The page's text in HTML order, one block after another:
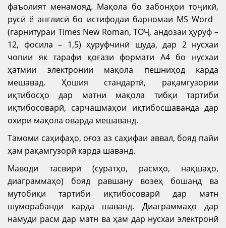
фаъолият менамояд. Мақола бо забонҳои тоҷикӣ,
русӣ ё англисӣ бо истифодаи барномаи MS Word
(гарнитураи Times New Roman, ТОҶ, андозаи ҳуруф –
12, фосила – 1,5) ҳуруфчинӣ шуда, дар 2 нусхаи
чопии як тарафи қоғази формати А4 бо нусхаи
ҳатмии электронии мақола пешниҳод карда
мешавад. Ҳошия стандартӣ, рақамгузории
иқтибосҳо дар матни мақола тибқи тартиби
иқтибосоварӣ, сарчашмаҳои иқтибосшаванда дар
охири мақола оварда мешаванд.
Тамоми саҳифаҳо, оғоз аз саҳифаи аввал, бояд пайи
ҳам рақамгузорӣ карда шаванд.
Маводи тасвирӣ (суратҳо, расмҳо, нақшаҳо,
диаграммаҳо) бояд равшану возеҳ бошанд ва
мутобиқи тартиби иқтибосоварӣ дар матн
шуморабандӣ карда шаванд. Диаграммаҳо дар
намуди расм дар матн ва ҳам дар нусхаи электронӣ